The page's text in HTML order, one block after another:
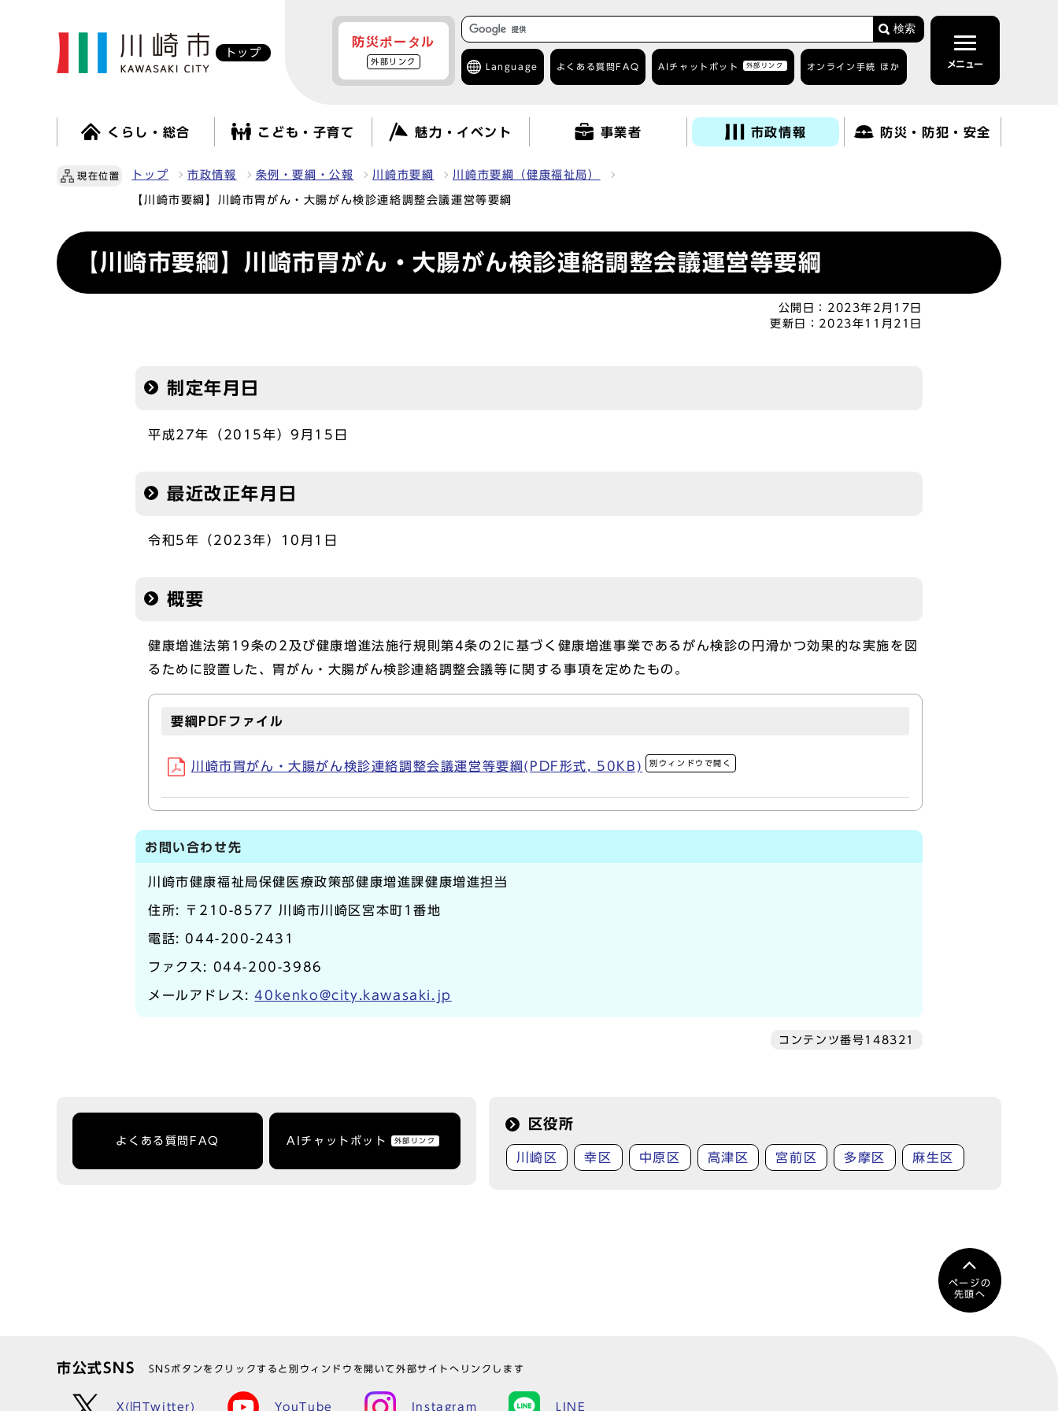
トップ
防災ポータル
外部リンク
検索
Language よくある質問 FAQ AIチャットボット 外部リンク オンライン手続 ほか メニュー
くらし・総合 こども・子育て 魅力・イベント 事業者 市政情報 防災・防犯・安全
現在位置 トップ 市政情報 条例・要綱・公報 川崎市要綱 川崎市要綱（健康福祉局）
【川崎市要綱】川崎市胃がん・大腸がん検診連絡調整会議運営等要綱
【川崎市要綱】川崎市胃がん・大腸がん検診連絡調整会議運営等要綱
公開日： 2023年2月17日
更新日： 2023年11月21日
制定年月日
平成27年（2015年）9月15日
最近改正年月日
令和5年（2023年）10月1日
概要
健康増進法第19条の2及び健康増進法施行規則第4条の2に基づく健康増進事業であるがん検診の円滑かつ効果的な実施を図
るために設置した、胃がん・大腸がん検診連絡調整会議等に関する事項を定めたもの。
要綱PDFファイル
川崎市胃がん・大腸がん検診連絡調整会議運営等要綱(PDF形式, 50KB) 別ウィンドウで開く
お問い合わせ先
川崎市健康福祉局保健医療政策部健康増進課健康増進担当
住所: 〒210-8577 川崎市川崎区宮本町1番地
電話: 044-200-2431
ファクス: 044-200-3986
メールアドレス:40kenko@city.kawasaki.jp
コンテンツ番号148321
よくある質問FAQ AIチャットボット 外部リンク
区役所
川崎区 幸区 中原区 高津区 宮前区 多摩区 麻生区
ページの
先頭へ
市公式SNS SNSボタンをクリックすると別ウィンドウを開いて外部サイトへリンクします
X(旧Twitter) YouTube Instagram LINE